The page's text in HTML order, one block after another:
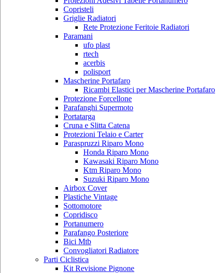
Copristeli
Griglie Radiatori
Rete Protezione Feritoie Radiatori
Paramani
ufo plast
rtech
acerbis
polisport
Mascherine Portafaro
Ricambi Elastici per Mascherine Portafaro
Protezione Forcellone
Parafanghi Supermoto
Portatarga
Cruna e Slitta Catena
Protezioni Telaio e Carter
Paraspruzzi Riparo Mono
Honda Riparo Mono
Kawasaki Riparo Mono
Ktm Riparo Mono
Suzuki Riparo Mono
Airbox Cover
Plastiche Vintage
Sottomotore
Copridisco
Portanumero
Parafango Posteriore
Bici Mtb
Convogliatori Radiatore
Parti Ciclistica
Kit Revisione Pignone